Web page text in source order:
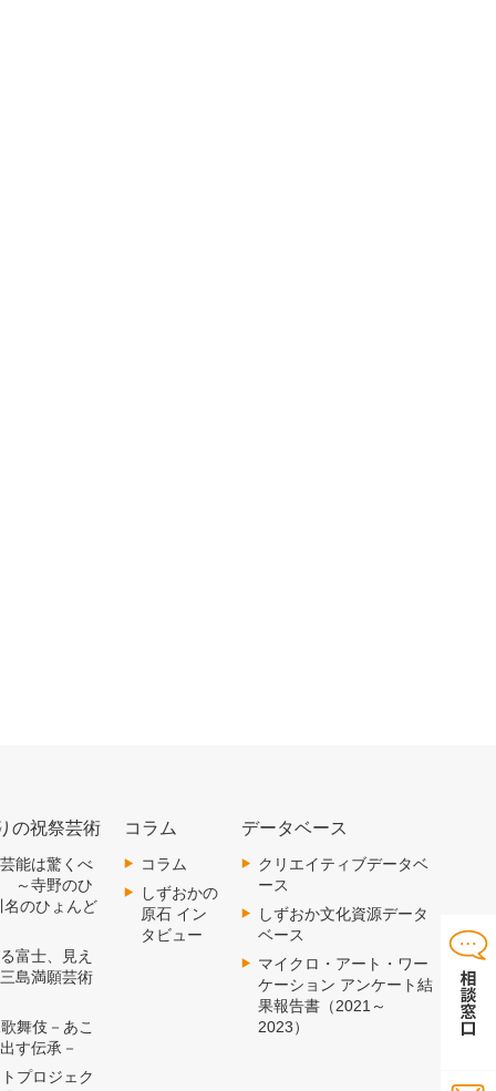
の祝祭芸術
能は驚くべ
～寺野のひ
のひょんど
富士、見え
島満願芸術
舞伎－あこ
す伝承－
プロジェク
コラム
コラム
しずおかの
原石 イン
タビュー
データベース
クリエイティブデータベ
ース
しずおか文化資源データ
ベース
マイクロ・アート・ワー
ケーション アンケート結
果報告書（2021～
2023）